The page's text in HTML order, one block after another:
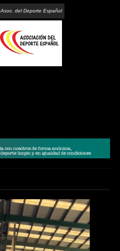
Asoc. del Deporte Español